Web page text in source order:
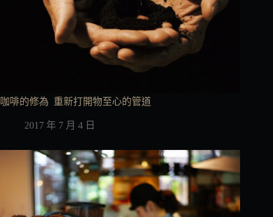
咖啡的修為 重新打開物至心的管道
2017 年 7 月 4 日